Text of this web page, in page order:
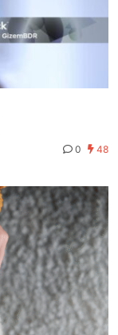
0 48